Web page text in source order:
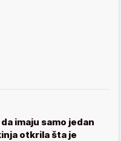
imaju samo jedan
otkrila šta je